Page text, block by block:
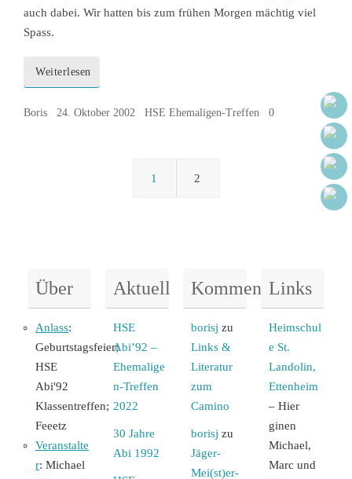
auch dabei. Wir hatten bis zum frühen Morgen mächtig viel
Spass.
Weiterlesen
Boris 24. Oktober 2002 HSE Ehemaligen-Treffen 0
1 2
Über
Anlass:
Geburtstagsfeier;
HSE
Abi'92
Klassentreffen;
Feeetz
Veranstalte
r: Michael
Aktuell
HSE
Abi’92 –
Ehemalige
n-Treffen
2022
30 Jahre
Abi 1992
Kommentare
borisj zu
Links &
Literatur
zum
Camino
borisj zu
Jäger-
Mei(st)er-
Links
Heimschul
e St.
Landolin,
Ettenheim
– Hier
ginen
Michael,
Marc und